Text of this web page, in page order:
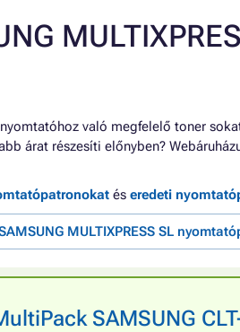
nyomtatóhoz való megfelelő toner
árat részesíti előnyben?
és eredeti
MULTIXPRESS SL
SAMSUNG